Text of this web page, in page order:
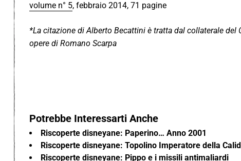
volume n° 5, febbraio 2014, 71 pagine
*La citazione di Alberto Becattini è tratta dal collaterale
opere di Romano Scarpa
Potrebbe Interessarti Anche
Riscoperte disneyane: Paperino… Anno 2001
Riscoperte disneyane: Topolino Imperatore della
Riscoperte disneyane: Pippo e i missili antimaliardi